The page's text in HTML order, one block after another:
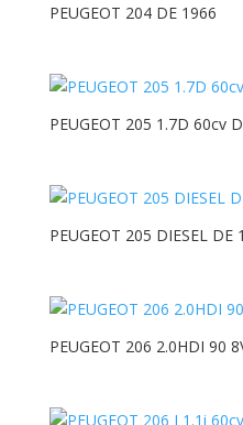
PEUGEOT 204 DE 1966
PEUGEOT 205 1.7D 60cv
PEUGEOT 205 DIESEL DE
PEUGEOT 206 2.0HDI 90